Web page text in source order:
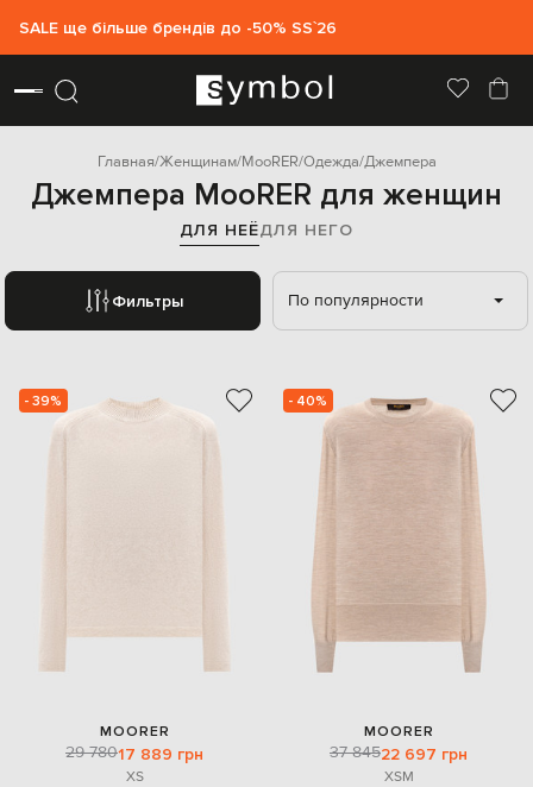
SALE ще більше брендів до -50% SS`26
Главная Женщинам MooRER Одежда Джемпера
Джемпера MooRER для женщин
ДЛЯ НЕЁДЛЯ НЕГО
Фильтры По популярности
- 39%
MOORER
29 78017 889 грн
XS
- 40%
MOORER
37 84522 697 грн
XSM